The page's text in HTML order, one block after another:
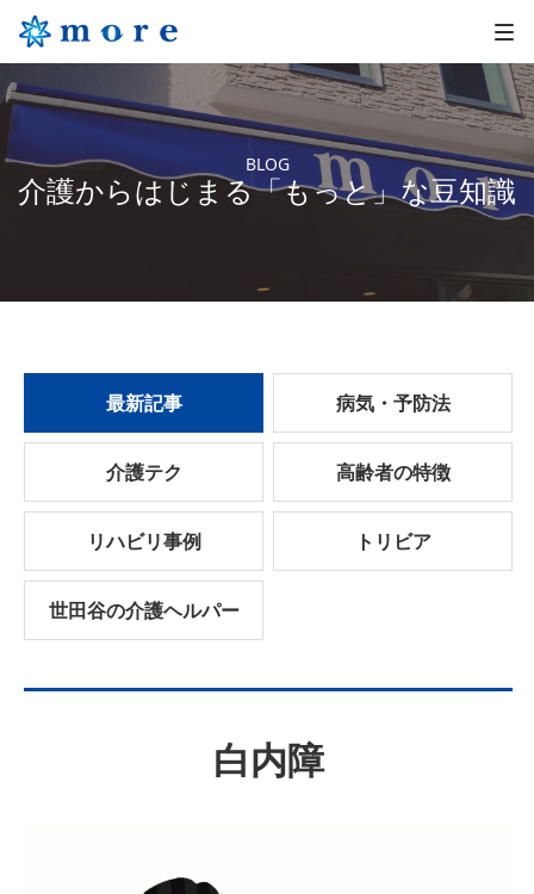
BLOG
介護からはじまる「もっと」な豆知識
最新記事 病気・予防法
介護テク 高齢者の特徴
リハビリ事例 トリビア
世田谷の介護ヘルパー
白内障